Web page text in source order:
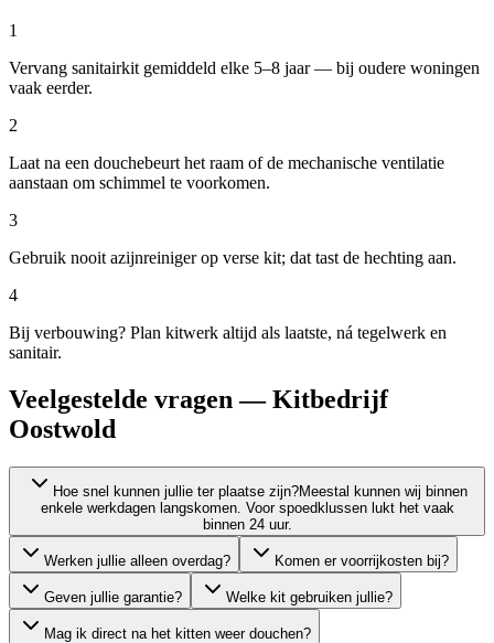
1
Vervang sanitairkit gemiddeld elke 5–8 jaar — bij oudere woningen
vaak eerder.
2
Laat na een douchebeurt het raam of de mechanische ventilatie
aanstaan om schimmel te voorkomen.
3
Gebruik nooit azijnreiniger op verse kit; dat tast de hechting aan.
4
Bij verbouwing? Plan kitwerk altijd als laatste, ná tegelwerk en
sanitair.
Veelgestelde vragen — Kitbedrijf
Oostwold
Hoe snel kunnen jullie ter plaatse zijn?Meestal kunnen wij binnen
enkele werkdagen langskomen. Voor spoedklussen lukt het vaak
binnen 24 uur.
Werken jullie alleen overdag? Komen er voorrijkosten bij?
Geven jullie garantie? Welke kit gebruiken jullie?
Mag ik direct na het kitten weer douchen?